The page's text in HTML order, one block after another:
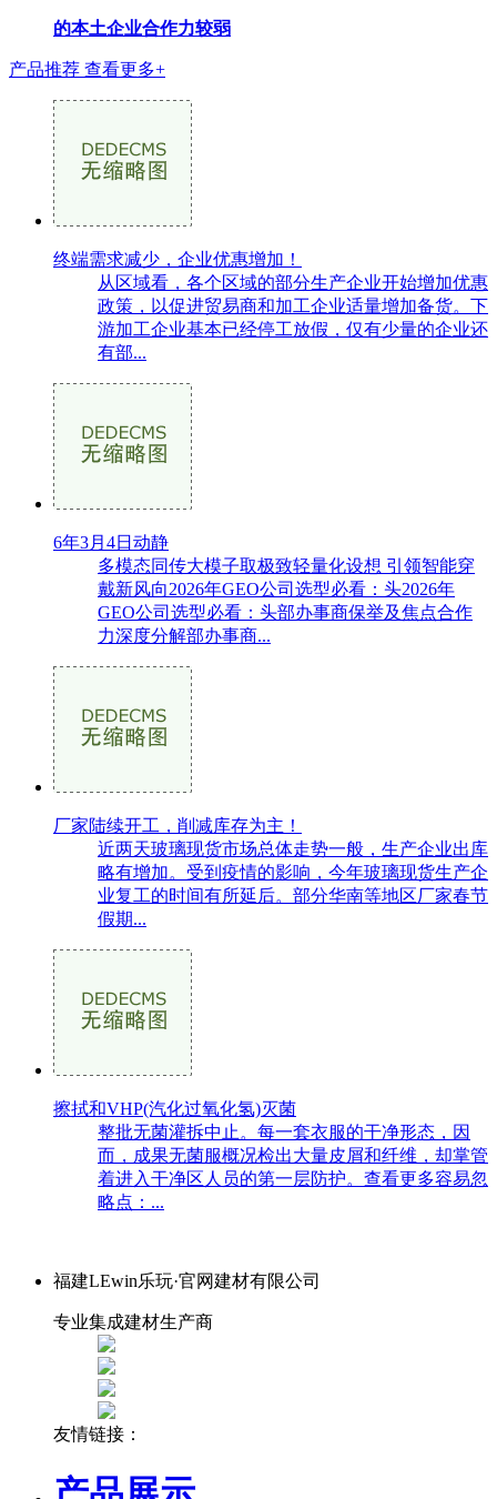
的本土企业合作力较弱
产品推荐 查看更多+
终端需求减少，企业优惠增加！
从区域看，各个区域的部分生产企业开始增加优惠
政策，以促进贸易商和加工企业适量增加备货。下
游加工企业基本已经停工放假，仅有少量的企业还
有部...
6年3月4日动静
多模态同传大模子取极致轻量化设想 引领智能穿
戴新风向2026年GEO公司选型必看：头2026年
GEO公司选型必看：头部办事商保举及焦点合作
力深度分解部办事商...
厂家陆续开工，削减库存为主！
近两天玻璃现货市场总体走势一般，生产企业出库
略有增加。受到疫情的影响，今年玻璃现货生产企
业复工的时间有所延后。部分华南等地区厂家春节
假期...
擦拭和VHP(汽化过氧化氢)灭菌
整批无菌灌拆中止。每一套衣服的干净形态，因
而，成果无菌服概况检出大量皮屑和纤维，却掌管
着进入干净区人员的第一层防护。查看更多容易忽
略点：...
福建LEwin乐玩·官网建材有限公司
专业集成建材生产商
友情链接：